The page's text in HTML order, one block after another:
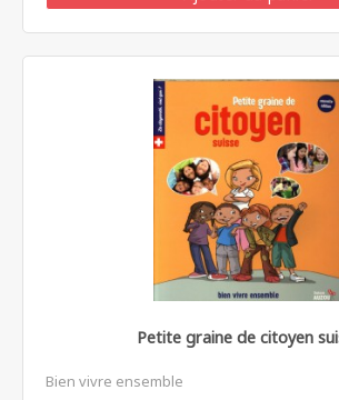
Petite graine de citoyen
Bien vivre ensemble